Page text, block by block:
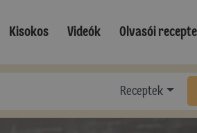
Kisokos Videók Olvasói
Receptek